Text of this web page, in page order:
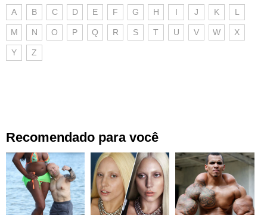
A B C D E F G H I J K L
M N O P Q R S T U V W X
Y Z
Recomendado para você